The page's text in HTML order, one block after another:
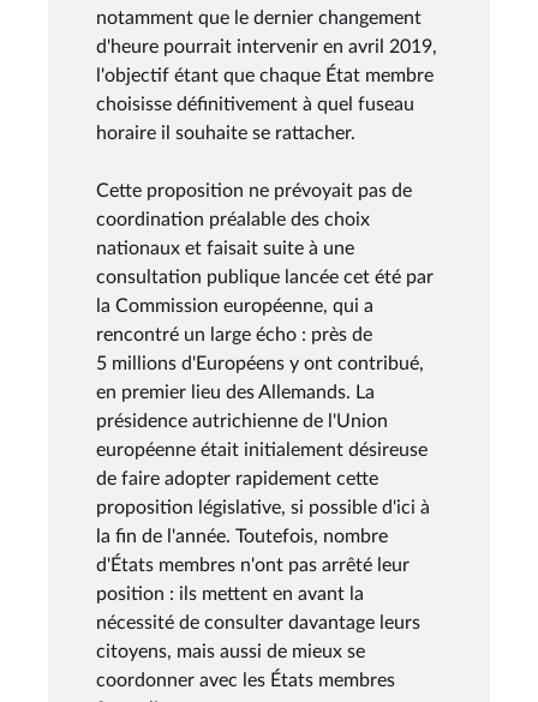
notamment que le dernier changement
d'heure pourrait intervenir en avril 2019,
l'objectif étant que chaque État membre
choisisse définitivement à quel fuseau
horaire il souhaite se rattacher.
Cette proposition ne prévoyait pas de
coordination préalable des choix
nationaux et faisait suite à une
consultation publique lancée cet été par
la Commission européenne, qui a
rencontré un large écho : près de
5 millions d'Européens y ont contribué,
en premier lieu des Allemands. La
présidence autrichienne de l'Union
européenne était initialement désireuse
de faire adopter rapidement cette
proposition législative, si possible d'ici à
la fin de l'année. Toutefois, nombre
d'États membres n'ont pas arrêté leur
position : ils mettent en avant la
nécessité de consulter davantage leurs
citoyens, mais aussi de mieux se
coordonner avec les États membres